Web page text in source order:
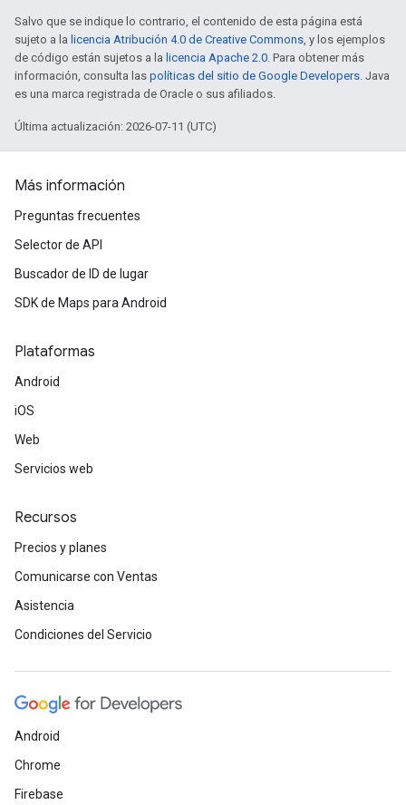
Salvo que se indique lo contrario, el contenido de esta página está
sujeto a la licencia Atribución 4.0 de Creative Commons, y los ejemplos
de código están sujetos a la licencia Apache 2.0. Para obtener más
información, consulta las políticas del sitio de Google Developers. Java
es una marca registrada de Oracle o sus afiliados.
Última actualización: 2026-07-11 (UTC)
Más información
Preguntas frecuentes
Selector de API
Buscador de ID de lugar
SDK de Maps para Android
Plataformas
Android
iOS
Web
Servicios web
Recursos
Precios y planes
Comunicarse con Ventas
Asistencia
Condiciones del Servicio
Android
Chrome
Firebase